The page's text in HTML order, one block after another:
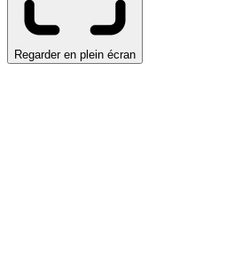
Regarder en plein écran